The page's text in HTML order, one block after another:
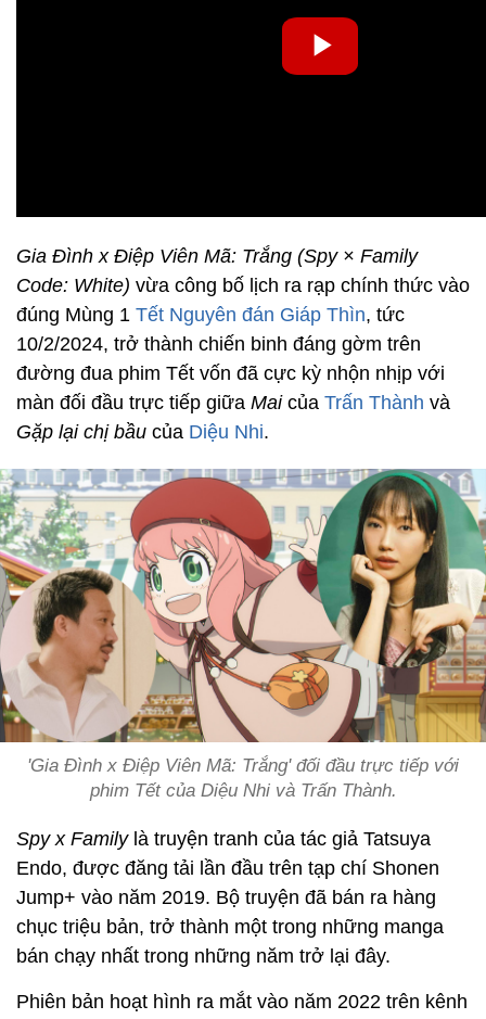
Gia Đình x Điệp Viên Mã: Trắng (Spy × Family
Code: White) vừa công bố lịch ra rạp chính thức vào
đúng Mùng 1 Tết Nguyên đán Giáp Thìn, tức
10/2/2024, trở thành chiến binh đáng gờm trên
đường đua phim Tết vốn đã cực kỳ nhộn nhịp với
màn đối đầu trực tiếp giữa Mai của Trấn Thành và
Gặp lại chị bầu của Diệu Nhi.
'Gia Đình x Điệp Viên Mã: Trắng' đối đầu trực tiếp với
phim Tết của Diệu Nhi và Trấn Thành.
Spy x Familylà truyện tranh của tác giả Tatsuya
Endo, được đăng tải lần đầu trên tạp chí Shonen
Jump+ vào năm 2019. Bộ truyện đã bán ra hàng
chục triệu bản, trở thành một trong những manga
bán chạy nhất trong những năm trở lại đây.
Phiên bản hoạt hình ra mắt vào năm 2022 trên kênh